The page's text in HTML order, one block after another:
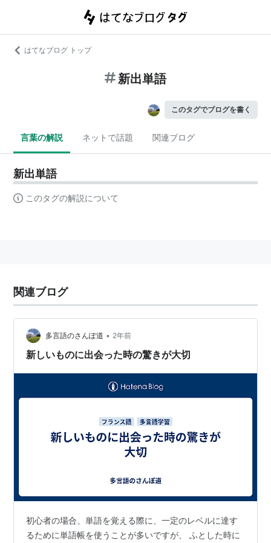
はてなブログ トップ
新出単語
このタグでブログを書く
言葉の解説 ネットで話題 関連ブログ
新出単語
このタグの解説について
関連ブログ
多言語のさんぽ道 • 2年前
新しいものに出会った時の驚きが大切
初心者の場合、単語を覚える際に、一定のレベルに達す
るために単語帳を使うことが多いですが、 ふとした時に